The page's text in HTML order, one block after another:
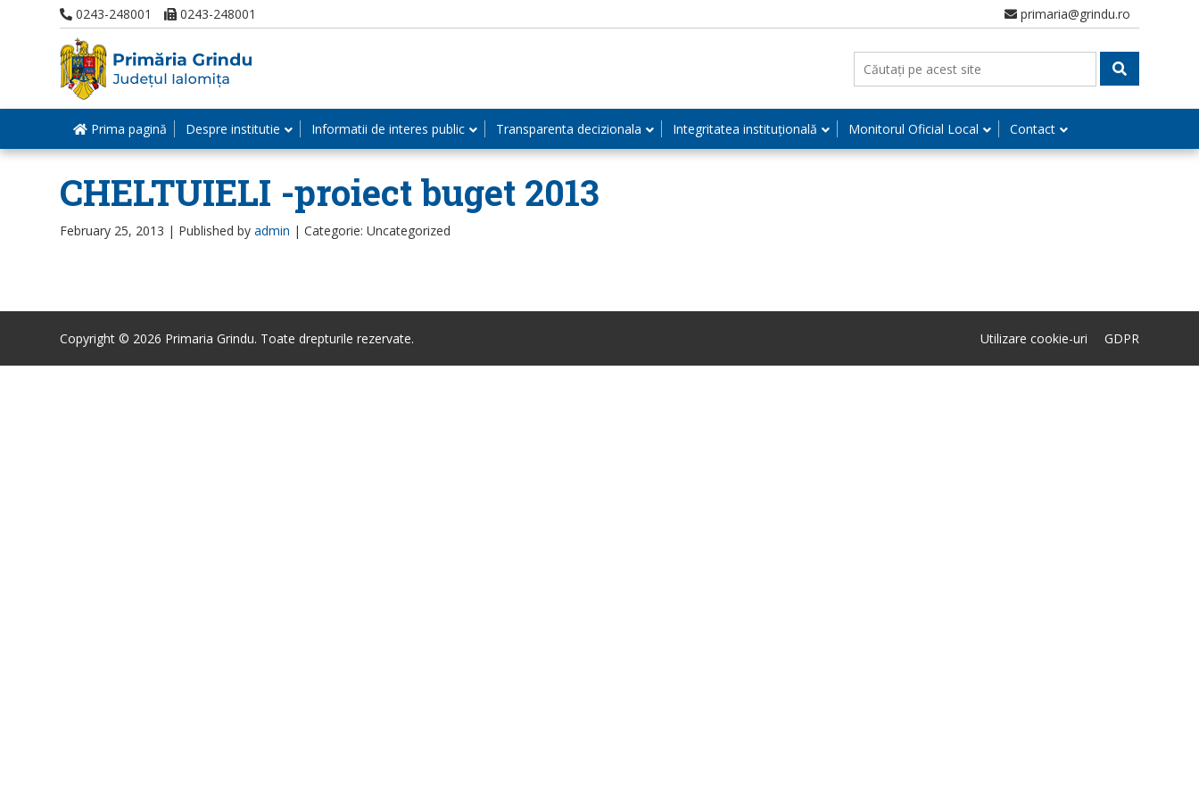
0243-248001 0243-248001 primaria@grindu.ro
Prima pagină Despre institutie Informatii de interes public Transparenta decizionala Integritatea instituțională Monitorul Oficial Local Contact
CHELTUIELI -proiect buget 2013
February 25, 2013 | Published by admin | Categorie: Uncategorized
Copyright © 2026 Primaria Grindu. Toate drepturile rezervate. Utilizare cookie-uri GDPR